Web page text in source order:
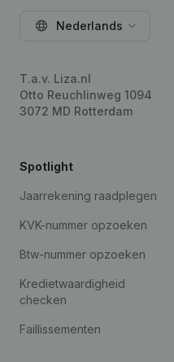
Nederlands
T.a.v. Liza.nl
Otto Reuchlinweg 1094
3072 MD Rotterdam
Spotlight
Jaarrekening raadplegen
KVK-nummer opzoeken
Btw-nummer opzoeken
Kredietwaardigheid
checken
Faillissementen